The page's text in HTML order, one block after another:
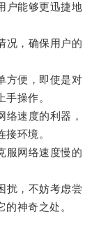
能够更迅捷地
，确保用户的
便，即使是对
操作。
速度的利器，
环境。
网络速度慢的
，不妨考虑尝
神奇之处。